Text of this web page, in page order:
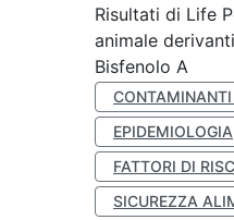
Risultati di Life
animale
Bisfenolo A
EPIDEMIOLOGIA
FATTORI DI
SICUREZZA